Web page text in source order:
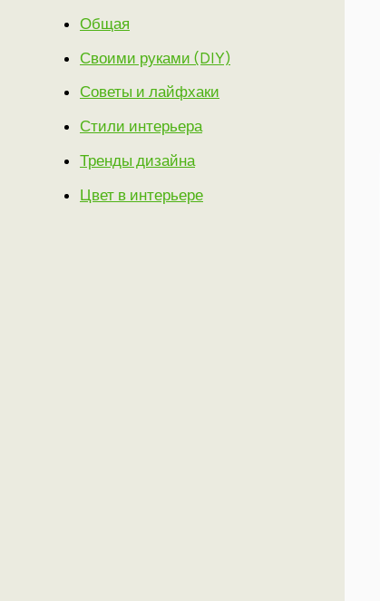
Общая
Своими руками (DIY)
Советы и лайфхаки
Стили интерьера
Тренды дизайна
Цвет в интерьере